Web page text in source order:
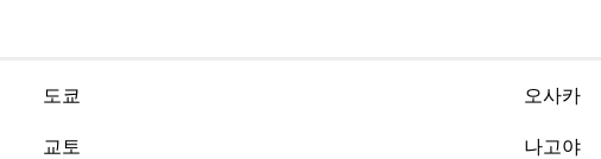
도쿄
교토
오사카
나고야